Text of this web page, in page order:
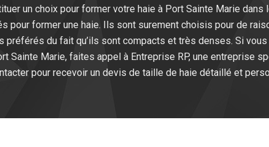
un choix pour former votre haie à Port Sainte Marie dans
pour former une haie. Ils sont surement choisis pour de
du fait qu’ils sont compacts et très denses. Si vous
Sainte Marie, faites appel à Entreprise RP, une entreprise
pour recevoir un devis de taille de haie détaillé et